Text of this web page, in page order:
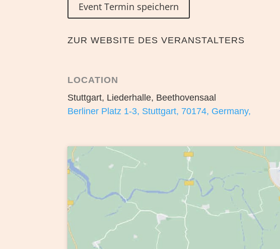
Event Termin speichern
ZUR WEBSITE DES VERANSTALTERS
LOCATION
Stuttgart, Liederhalle, Beethovensaal
Berliner Platz 1-3, Stuttgart, 70174, Germany,